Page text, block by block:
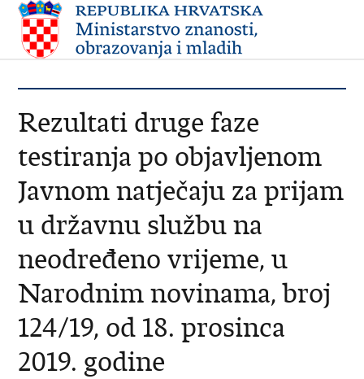
Rezultati druge faze
testiranja po objavljenom
Javnom natječaju za prijam
u državnu službu na
neodređeno vrijeme, u
Narodnim novinama, broj
124/19, od 18. prosinca
2019. godine